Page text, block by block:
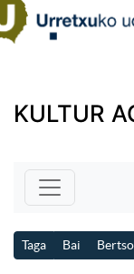
KULTUR
Taga Bai